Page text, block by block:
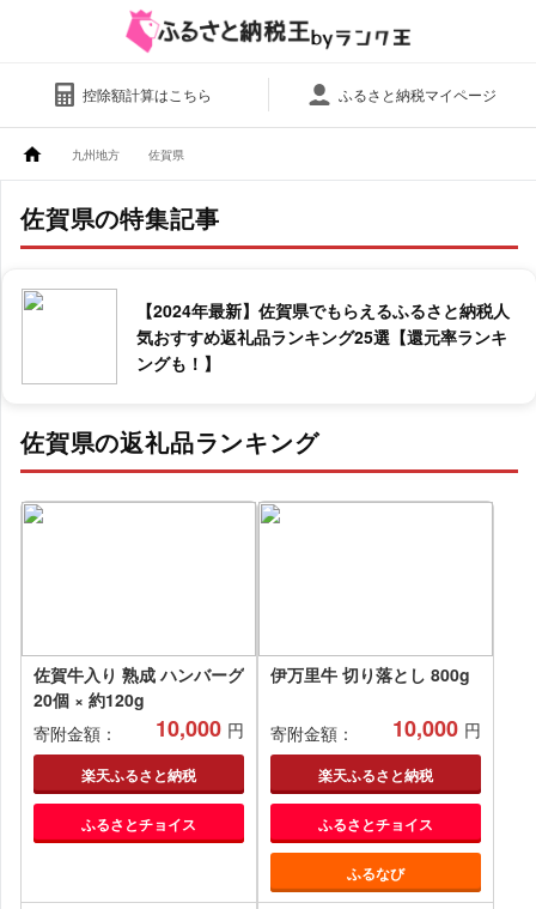
控除額計算はこちら ふるさと納税マイページ
九州地方 佐賀県
佐賀県の特集記事
【2024年最新】佐賀県でもらえるふるさと納税人
気おすすめ返礼品ランキング25選【還元率ランキ
ングも！】
佐賀県の返礼品ランキング
佐賀牛入り 熟成 ハンバーグ
20個 × 約120g
寄附金額：
10,000 円
楽天ふるさと納税
ふるさとチョイス
伊万里牛 切り落とし 800g
寄附金額： 10,000 円
楽天ふるさと納税
ふるさとチョイス
ふるなび